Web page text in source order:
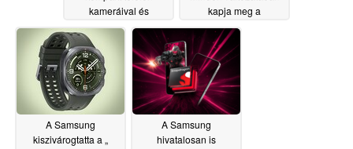
kameráival és
akkumulátor-
élettartamával nyűgözi
le a felhasználókat
07/08/2026
kapja meg a
Snapdragon 8 Elite
Gen 6 processzort
07/07/2026
A Samsung
kiszivárogtatta a „
A Samsung
hivatalosan is